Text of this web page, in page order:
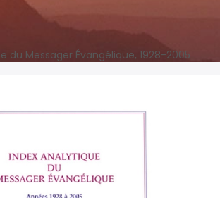
du Messager Évangélique, 1928-2005